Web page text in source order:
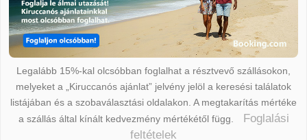
Legalább 15%-kal olcsóbban foglalhat a résztvevő szállásokon,
melyeket a „Kiruccanós ajánlat” jelvény jelöl a keresési találatok
listájában és a szobaválasztási oldalakon. A megtakarítás mértéke
a szállás által kínált kedvezmény mértékétől függ.
Foglalási
feltételek